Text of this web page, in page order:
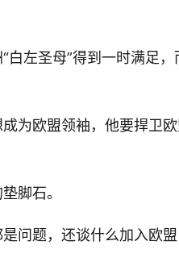
白左圣母”得到一时满足，
为欧盟领袖，他要捍卫
脚石。
问题，还谈什么加入欧盟